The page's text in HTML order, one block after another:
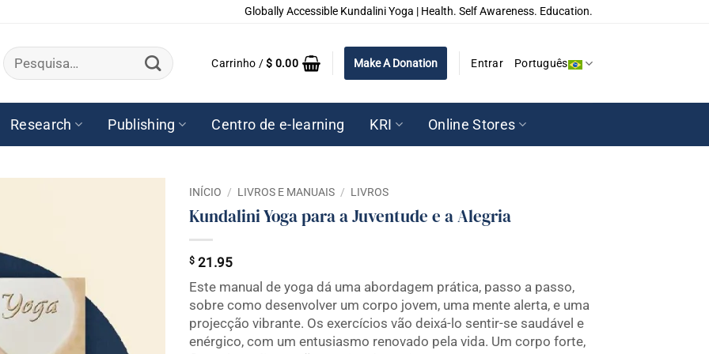
Globally Accessible Kundalini Yoga | Health. Self Awareness. Education.
Pesquisar
por:
Carrinho /$ 0.00 Make A Donation Entrar Português
Research Publishing Centro de e-learning KRI Online Stores
INÍCIO / LIVROS E MANUAIS / LIVROS
Kundalini Yoga para a Juventude e a Alegria
$ 21.95
Este manual de yoga dá uma abordagem prática, passo a passo,
sobre como desenvolver um corpo jovem, uma mente alerta, e uma
projecção vibrante. Os exercícios vão deixá-lo sentir-se saudável e
enérgico, com um entusiasmo renovado pela vida. Um corpo forte,